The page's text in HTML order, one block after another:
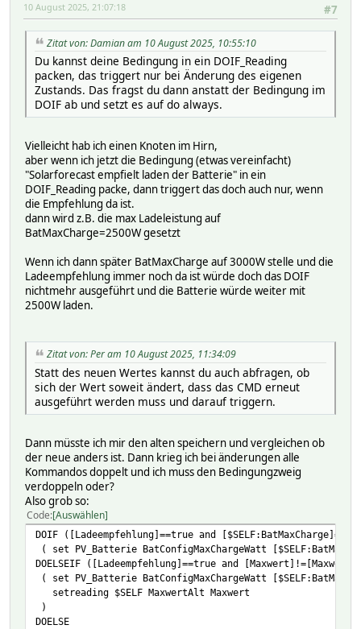
#7
10 August 2025, 21:07:18
Zitat von: Damian am 10 August 2025, 10:55:10
Du kannst deine Bedingung in ein DOIF_Reading
packen, das triggert nur bei Änderung des eigenen
Zustands. Das fragst du dann anstatt der Bedingung im
DOIF ab und setzt es auf do always.
Vielleicht hab ich einen Knoten im Hirn,
aber wenn ich jetzt die Bedingung (etwas vereinfacht)
"Solarforecast empfielt laden der Batterie" in ein
DOIF_Reading packe, dann triggert das doch auch nur, wenn
die Empfehlung da ist.
dann wird z.B. die max Ladeleistung auf
BatMaxCharge=2500W gesetzt
Wenn ich dann später BatMaxCharge auf 3000W stelle und die
Ladeempfehlung immer noch da ist würde doch das DOIF
nichtmehr ausgeführt und die Batterie würde weiter mit
2500W laden.
Zitat von: Per am 10 August 2025, 11:34:09
Statt des neuen Wertes kannst du auch abfragen, ob
sich der Wert soweit ändert, dass das CMD erneut
ausgeführt werden muss und darauf triggern.
Dann müsste ich mir den alten speichern und vergleichen ob
der neue anders ist. Dann krieg ich bei änderungen alle
Kommandos doppelt und ich muss den Bedingungzweig
verdoppeln oder?
Also grob so:
Code Auswählen
DOIF ([Ladeempfehlung]==true and
( set PV_Batterie BatConfigMaxChargeWatt
DOELSEIF ([Ladeempfehlung]==true and
( set PV_Batterie BatConfigMaxChargeWatt
setreading $SELF MaxwertAlt Maxwert
)
DOELSE